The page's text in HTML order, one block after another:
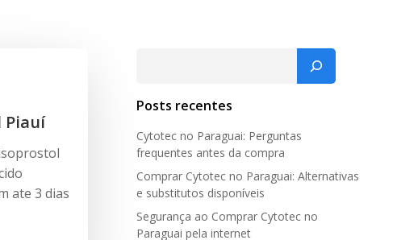
Piauí
ate 3 dias
Posts recentes
Cytotec no Paraguai: Perguntas
frequentes antes da compra
Comprar Cytotec no Paraguai: Alternativas
e substitutos disponíveis
Segurança ao Comprar Cytotec no
Paraguai pela internet